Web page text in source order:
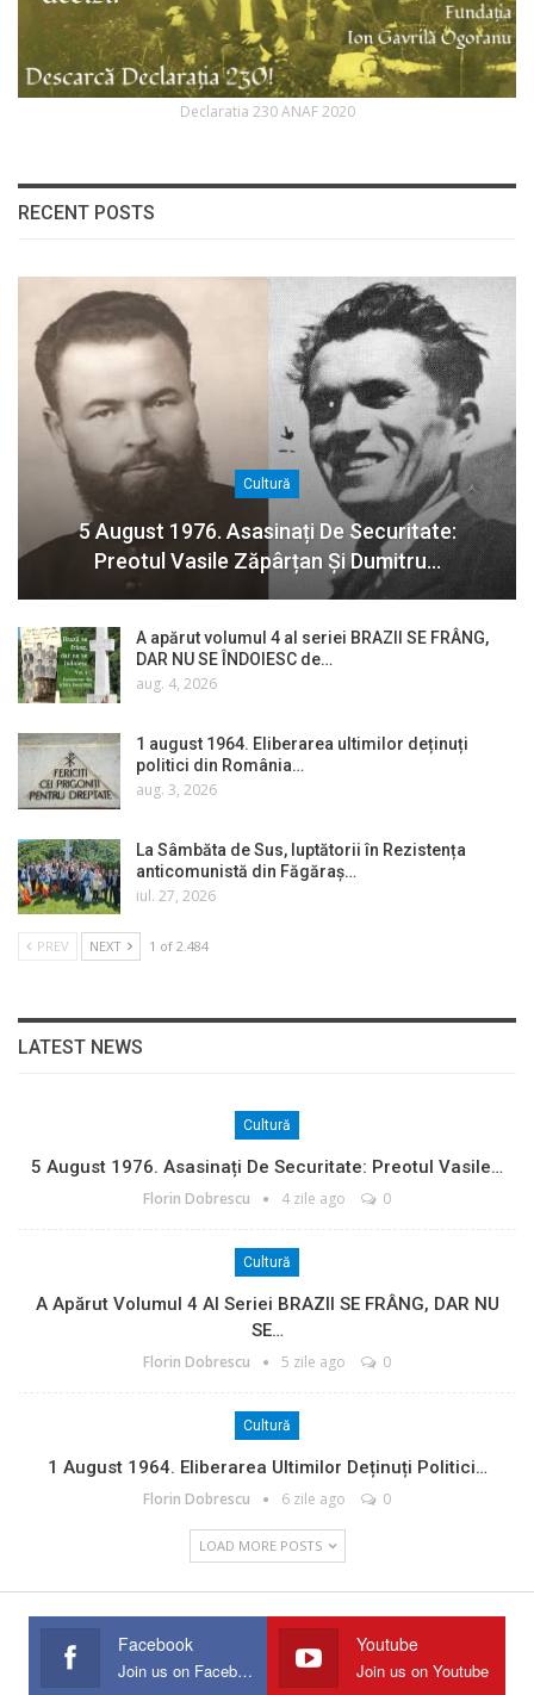
Declaratia 230 ANAF 2020
RECENT POSTS
Cultură
5 August 1976. Asasinați De Securitate:
Preotul Vasile Zăpârțan Și Dumitru…
A apărut volumul 4 al seriei BRAZII SE FRÂNG,
DAR NU SE ÎNDOIESC de…
aug. 4, 2026
1 august 1964. Eliberarea ultimilor deținuți
politici din România…
aug. 3, 2026
La Sâmbăta de Sus, luptătorii în Rezistența
anticomunistă din Făgăraș…
iul. 27, 2026
PREV NEXT 1 of 2.484
LATEST NEWS
Cultură
5 August 1976. Asasinați De Securitate: Preotul Vasile…
Florin Dobrescu 4 zile ago 0
Cultură
A Apărut Volumul 4 Al Seriei BRAZII SE FRÂNG, DAR NU
SE…
Florin Dobrescu 5 zile ago 0
Cultură
1 August 1964. Eliberarea Ultimilor Deținuți Politici…
Florin Dobrescu 6 zile ago 0
LOAD MORE POSTS
Facebook
Join us on Facebook
Youtube
Join us on Youtube